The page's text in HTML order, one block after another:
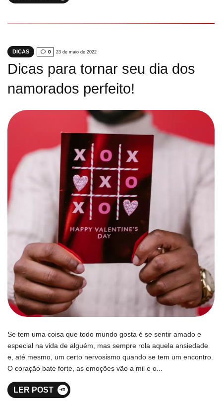
DICAS 0 23 de maio de 2022
Dicas para tornar seu dia dos
namorados perfeito!
Se tem uma coisa que todo mundo gosta é se sentir amado e
especial na vida de alguém, mas sempre rola aquela ansiedade
e, até mesmo, um certo nervosismo quando se tem um encontro.
O coração bate forte, as emoções vão a mil e o...
LER POST